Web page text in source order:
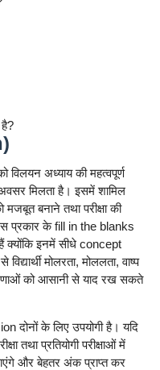
विलयन अध्याय की महत्वपूर्ण
मिलता है। इसमें शामिल
मजबूत बनाने तथा परीक्षा की
प्रकार के fill in the blanks
क्योंकि इनमें सीधे concept
मोलरता, मोललता, वाष्प
को आसानी से याद रख सकते
दोनों के लिए उपयोगी है। यदि
तथा प्रतियोगी परीक्षाओं में
और बेहतर अंक प्राप्त कर